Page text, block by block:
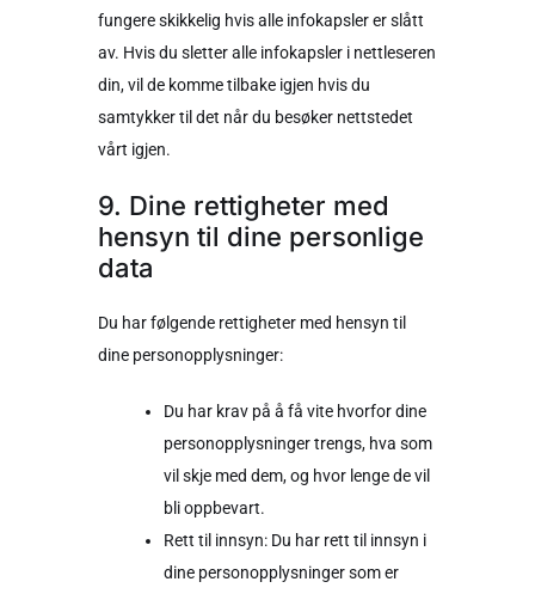
fungere skikkelig hvis alle infokapsler er slått
av. Hvis du sletter alle infokapsler i nettleseren
din, vil de komme tilbake igjen hvis du
samtykker til det når du besøker nettstedet
vårt igjen.
9. Dine rettigheter med
hensyn til dine personlige
data
Du har følgende rettigheter med hensyn til
dine personopplysninger:
Du har krav på å få vite hvorfor dine
personopplysninger trengs, hva som
vil skje med dem, og hvor lenge de vil
bli oppbevart.
Rett til innsyn: Du har rett til innsyn i
dine personopplysninger som er